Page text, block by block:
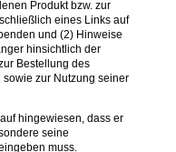
Produkt bzw. zur
eines Links auf
und (2) Hinweise
hinsichtlich der
Bestellung des
sowie zur Nutzung seiner
hingewiesen, dass er
seine
muss.